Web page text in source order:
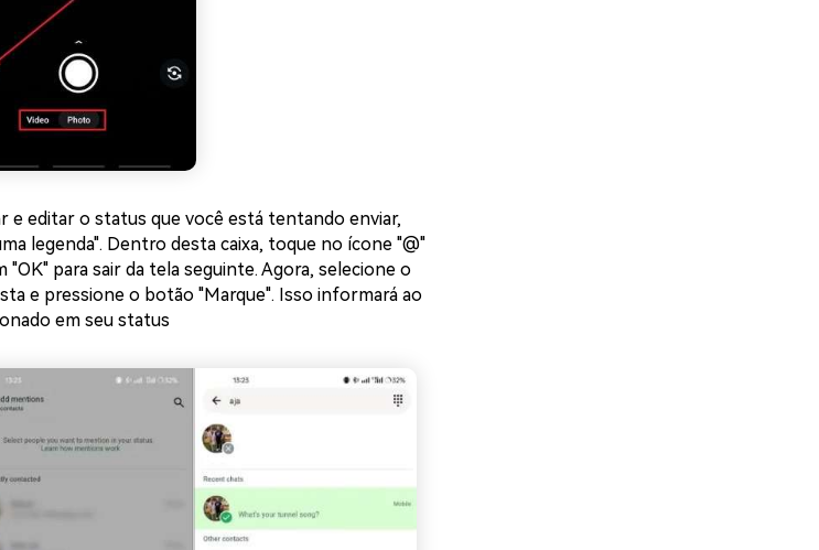
e editar o status que você está tentando enviar,
legenda". Dentro desta caixa, toque no ícone "@"
para sair da tela seguinte. Agora, selecione o
e pressione o botão "Marque". Isso informará ao
em seu status